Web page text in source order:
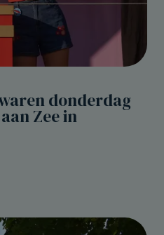
donderdag
Zee in